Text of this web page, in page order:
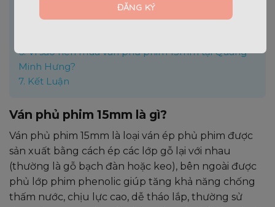
Cấu tạo chi tiết
Giá ván phủ phim 15mm mới nhất 2025 từ Quang
6.Vì sao nên mua ván phủ phim 15mm tại Quang
Minh Hưng?
7. Kết Luận
Ván phủ phim 15mm là gì?
Ván phủ phim 15mm là loại ván ép phủ phim được
sản xuất bằng cách ép các lớp gỗ lại với nhau
(thường là gỗ bạch đàn hoặc keo), bên ngoài được
phủ lớp phim phenolic giúp tăng khả năng chống
thấm nước, chịu lực cao, dễ tháo lắp, thường sử